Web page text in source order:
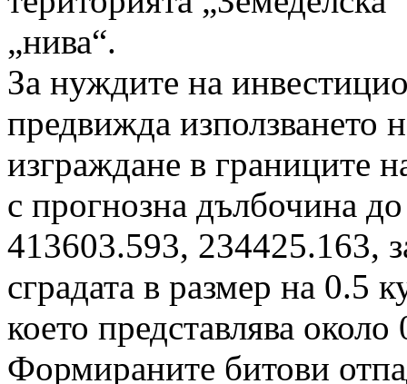
„нива“.
За нуждите на
предвижда използването
изграждане в границите
с прогнозна дълбочина
413603.593, 234425.163,
сградата в размер на 0.5
което представлява
Формираните битови